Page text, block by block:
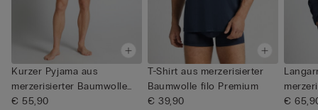
Kurzer Pyjama aus
merzerisierter Baumwolle
filo Pr...
€ 55,90
T-Shirt aus merzerisierter
Baumwolle filo Premium
€ 39,90
Filo
€